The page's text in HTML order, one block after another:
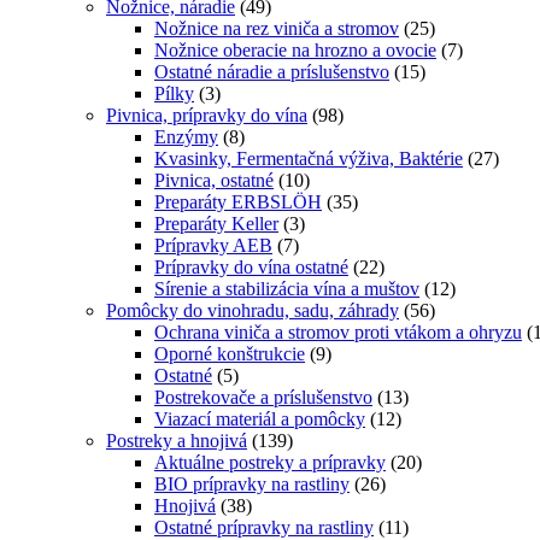
Nožnice, náradie (49)
Nožnice na rez viniča a stromov (25)
Nožnice oberacie na hrozno a ovocie (7)
Ostatné náradie a príslušenstvo (15)
Pílky (3)
Pivnica, prípravky do vína (98)
Enzýmy (8)
Kvasinky, Fermentačná výživa, Baktérie (27)
Pivnica, ostatné (10)
Preparáty ERBSLÖH (35)
Preparáty Keller (3)
Prípravky AEB (7)
Prípravky do vína ostatné (22)
Sírenie a stabilizácia vína a muštov (12)
Pomôcky do vinohradu, sadu, záhrady (56)
Ochrana viniča a stromov proti vtákom a ohryzu
Oporné konštrukcie (9)
Ostatné (5)
Postrekovače a príslušenstvo (13)
Viazací materiál a pomôcky (12)
Postreky a hnojivá (139)
Aktuálne postreky a prípravky (20)
BIO prípravky na rastliny (26)
Hnojivá (38)
Ostatné prípravky na rastliny (11)